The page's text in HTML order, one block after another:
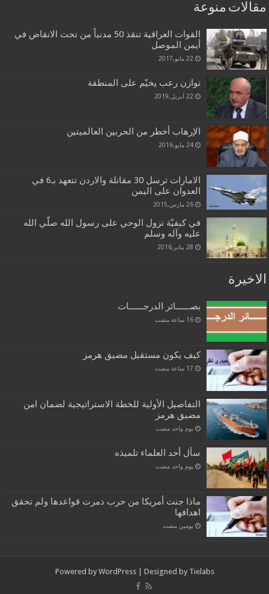
مقالات منوعة
القوات العراقية تنقذ 50 مدنياً من تحت الانقاض في
أيمن الموصل
22 مايو,2017
توازن رعب يخيّم على المنطقة
22 أبريل,2019
الإرهاب أخطر من الحربين العالميتين
24 مايو,2016
الامارات ترسل 30 مقاتلة والاردن تتعهد بـ6 في
العدوان على اليمن
26 مارس,2015
في‌ كيفيّة‌ نزول‌ الوحي‌ علی رسول‌ الله‌ صلّي‌ الله‌
عليه‌ وآله‌ وسلم‌
28 يناير,2016
الاخيرة
بصــــــائر الدرجــــــات
‏16 ساعة مضت
كيف يكون مستقبل مضيق هرمز
التفاصيل الأولية للخطة الاستراتيجية لضمان امن
مضيق هرمز
‏يوم واحد مضت
سأل أحد العلماء تلميذه
‏يوم واحد مضت
ماذا جنت أمريكا من حرب دمرت قواعدها ولم تحقق
اهدافها
‏يومين مضت
Powered by WordPress| Designed by Tielabs